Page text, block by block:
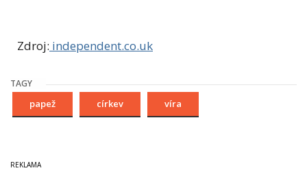
Zdroj: independent.co.uk
TAGY
papež církev víra